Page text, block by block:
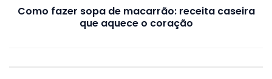
Como fazer sopa de macarrão: receita caseira
que aquece o coração